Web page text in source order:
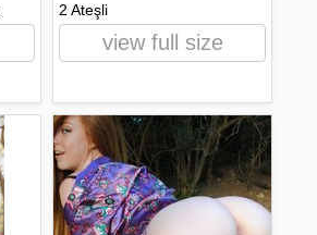
2 Ateşli
view full size